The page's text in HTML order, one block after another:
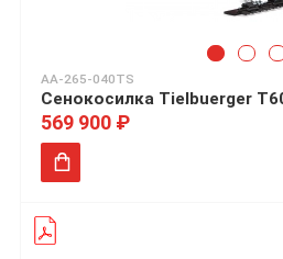
AA-265-040TS
Сенокосилка Tielbuerger
569 900 ₽